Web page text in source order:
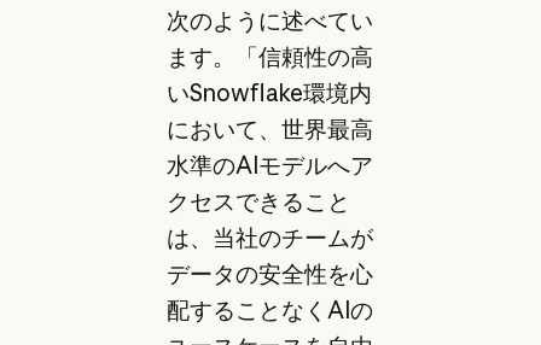
次のように述べてい
ます。「信頼性の高
いSnowflake環境内
において、世界最高
水準のAIモデルへア
クセスできること
は、当社のチームが
データの安全性を心
配することなくAIの